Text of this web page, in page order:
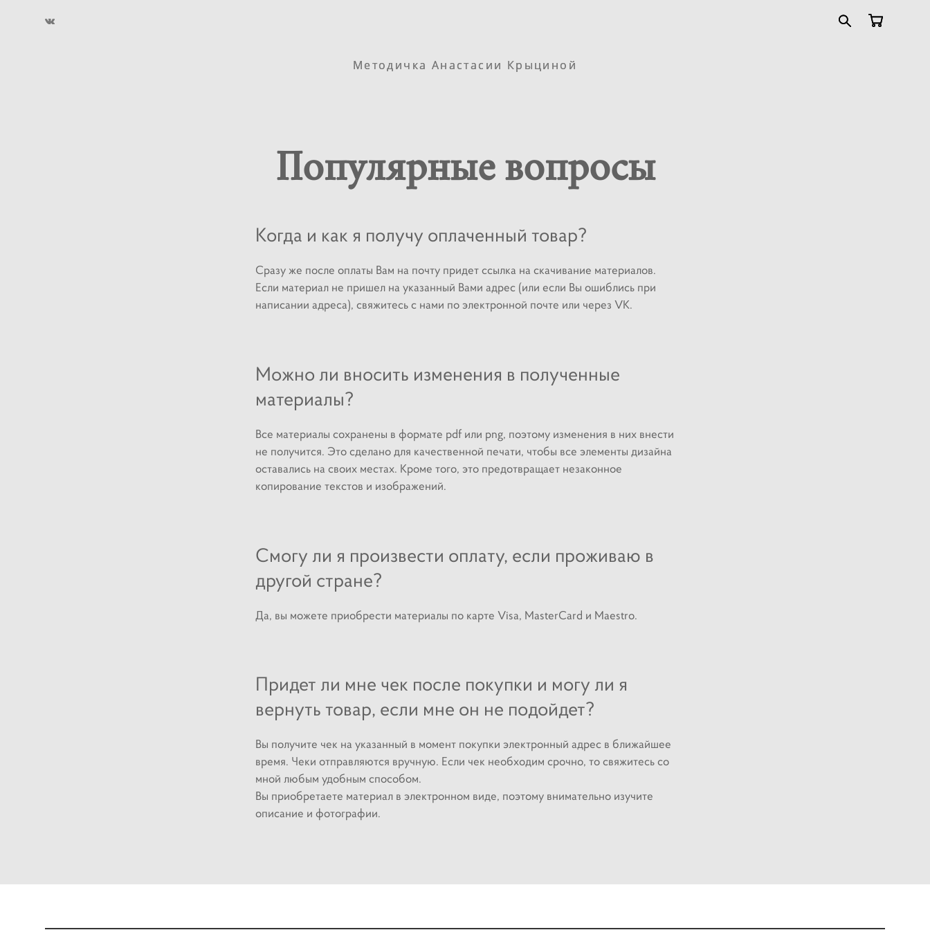
Методичка Анастасии Крыциной
Методичка Анастасии Крыциной
Популярные вопросы
Когда и как я получу оплаченный товар?
Сразу же после оплаты Вам на почту придет ссылка на скачивание материалов.
Если материал не пришел на указанный Вами адрес (или если Вы ошиблись при
написании адреса), свяжитесь с нами по электронной почте или через VK.
Можно ли вносить изменения в полученные
материалы?
Все материалы сохранены в формате pdf или png, поэтому изменения в них внести
не получится. Это сделано для качественной печати, чтобы все элементы дизайна
оставались на своих местах. Кроме того, это предотвращает незаконное
копирование текстов и изображений.
Смогу ли я произвести оплату, если проживаю в
другой стране?
Да, вы можете приобрести материалы по карте Visa, MasterCard и Maestro.
Придет ли мне чек после покупки и могу ли я
вернуть товар, если мне он не подойдет?
Вы получите чек на указанный в момент покупки электронный адрес в ближайшее
время. Чеки отправляются вручную. Если чек необходим срочно, то свяжитесь со
мной любым удобным способом.
Вы приобретаете материал в электронном виде, поэтому внимательно изучите
описание и фотографии.